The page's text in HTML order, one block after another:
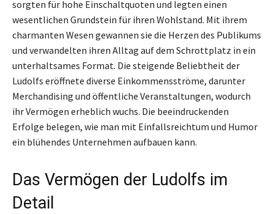
sorgten für hohe Einschaltquoten und legten einen
wesentlichen Grundstein für ihren Wohlstand. Mit ihrem
charmanten Wesen gewannen sie die Herzen des Publikums
und verwandelten ihren Alltag auf dem Schrottplatz in ein
unterhaltsames Format. Die steigende Beliebtheit der
Ludolfs eröffnete diverse Einkommensströme, darunter
Merchandising und öffentliche Veranstaltungen, wodurch
ihr Vermögen erheblich wuchs. Die beeindruckenden
Erfolge belegen, wie man mit Einfallsreichtum und Humor
ein blühendes Unternehmen aufbauen kann.
Das Vermögen der Ludolfs im
Detail